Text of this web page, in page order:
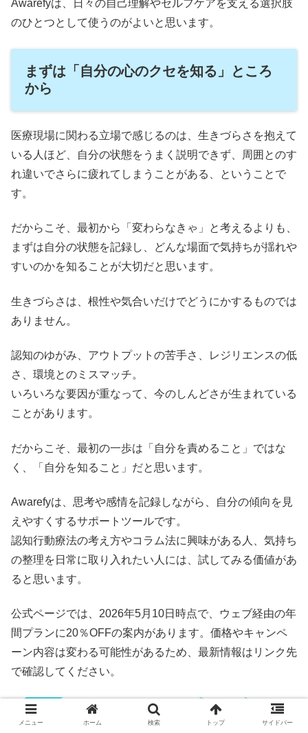
Awarefyは、日々の自己理解やセルフケアを支える選択肢
のひとつとして使うのがよいと思います。
まずは「自分の心のクセを知る」ところ
から
医療現場に関わる立場で感じるのは、生きづらさを抱えて
いる人ほど、自分の状態をうまく説明できず、周囲とのす
れ違いでさらに疲れてしまうことがある、ということで
す。
だからこそ、最初から「変わらなきゃ」と考えるよりも、
まずは自分の状態を記録し、どんな場面で気持ちが揺れや
すいのかを知ることが大切だと思います。
生きづらさは、根性や気合いだけでどうにかするものでは
ありません。
認知のゆがみ、アウトプットの苦手さ、レジリエンスの低
さ、環境とのミスマッチ。
いろいろな要因が重なって、今のしんどさが生まれている
ことがあります。
だからこそ、最初の一歩は「自分を責めること」ではな
く、「自分を知ること」だと思います。
Awarefyは、思考や感情を記録しながら、自分の傾向を見
えやすくするサポートツールです。
認知行動療法の考え方やコラム法に興味がある人、気持ち
の整理を日常に取り入れたい人には、試してみる価値があ
ると思います。
公式ページでは、2026年5月10日時点で、ウェブ経由の年
間プランに20％OFFの案内があります。価格やキャンペ
ーン内容は変わる可能性があるため、最新情報はリンク先
で確認してください。
メニュー ホーム 検索 トップ サイドバー